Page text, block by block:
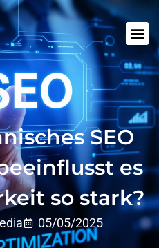
SEO
es
so stark?
05/05/2025